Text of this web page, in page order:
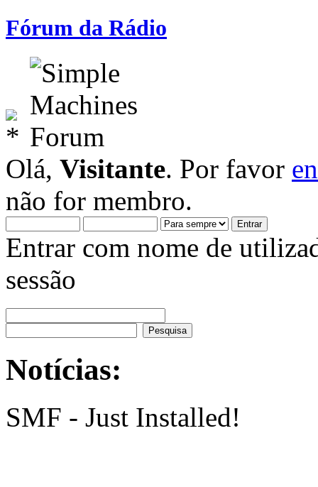
Fórum da Rádio
Olá, Visitante. Por favor
não for membro.
Entrar com nome de
sessão
Notícias:
SMF - Just Installed!